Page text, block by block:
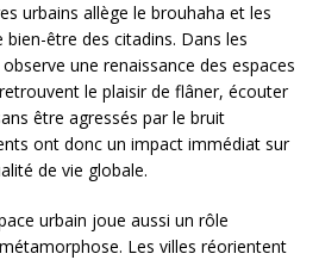
urbains allège le brouhaha et les
être des citadins. Dans les
une renaissance des espaces
le plaisir de flâner, écouter
être agressés par le bruit
ont donc un impact immédiat sur
de vie globale.
urbain joue aussi un rôle
Les villes réorientent